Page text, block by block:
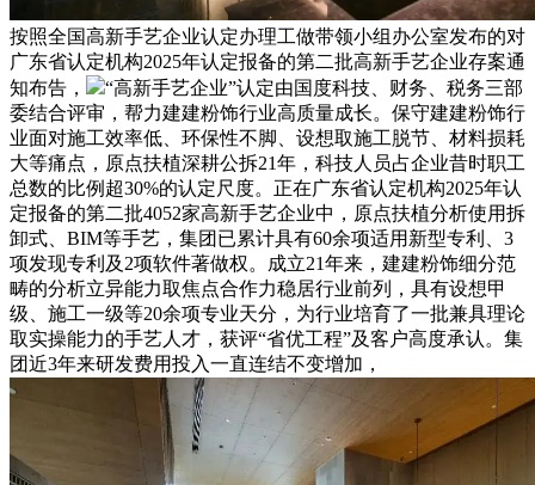
按照全国高新手艺企业认定办理工做带领小组办公室发布的对
广东省认定机构2025年认定报备的第二批高新手艺企业存案通
知布告，
“高新手艺企业”认定由国度科技、财务、税务三部
委结合评审，帮力建建粉饰行业高质量成长。保守建建粉饰行
业面对施工效率低、环保性不脚、设想取施工脱节、材料损耗
大等痛点，原点扶植深耕公拆21年，科技人员占企业昔时职工
总数的比例超30%的认定尺度。正在广东省认定机构2025年认
定报备的第二批4052家高新手艺企业中，原点扶植分析使用拆
卸式、BIM等手艺，集团已累计具有60余项适用新型专利、3
项发现专利及2项软件著做权。成立21年来，建建粉饰细分范
畴的分析立异能力取焦点合作力稳居行业前列，具有设想甲
级、施工一级等20余项专业天分，为行业培育了一批兼具理论
取实操能力的手艺人才，获评“省优工程”及客户高度承认。集
团近3年来研发费用投入一直连结不变增加，